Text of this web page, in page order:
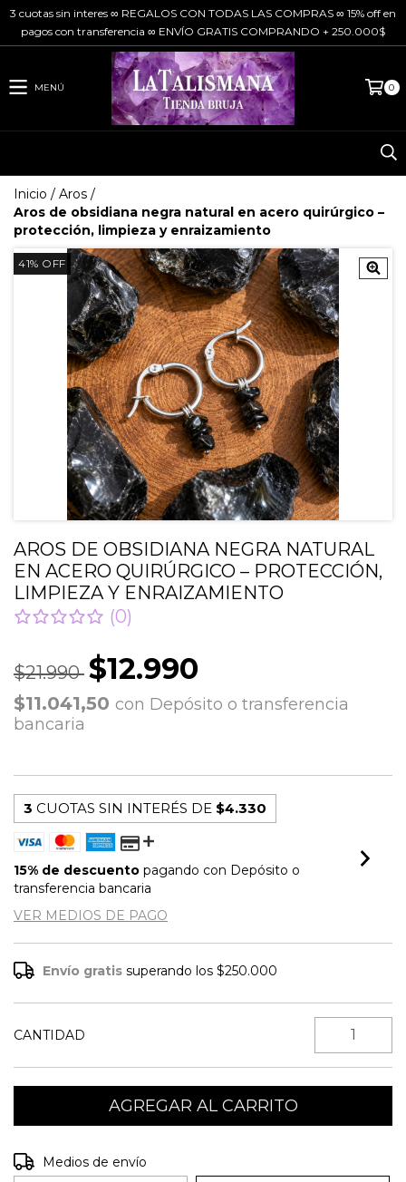
3 cuotas sin interes ∞ REGALOS CON TODAS LAS COMPRAS ∞ 15% off en
pagos con transferencia ∞ ENVÍO GRATIS COMPRANDO + 250.000$
MENÚ 0
Inicio / Aros /
Aros de obsidiana negra natural en acero quirúrgico –
protección, limpieza y enraizamiento
41% OFF
AROS DE OBSIDIANA NEGRA NATURAL
EN ACERO QUIRÚRGICO – PROTECCIÓN,
LIMPIEZA Y ENRAIZAMIENTO
(0)
$21.990 $12.990
$11.041,50 con Depósito o transferencia
bancaria
3 CUOTAS SIN INTERÉS DE $4.330
15% de descuento pagando con Depósito o
transferencia bancaria
VER MEDIOS DE PAGO
Envío gratis superando los$250.000
CANTIDAD
Entregas para el CP:
Medios de envío